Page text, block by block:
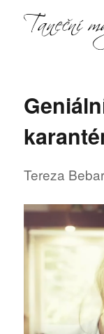
Tereza